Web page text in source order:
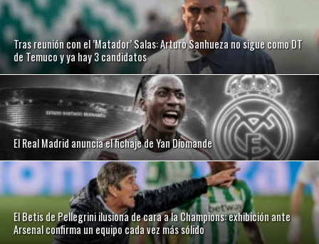
Tras reunión con el ’Matador’ Salas: Arturo Sanhueza no sigue como DT
de Temuco y ya hay 3 candidatos
El Real Madrid anuncia el fichaje de Yan Diomande
El Betis de Pellegrini ilusiona de cara a la Champions: exhibición ante
Arsenal confirma un equipo cada vez más sólido